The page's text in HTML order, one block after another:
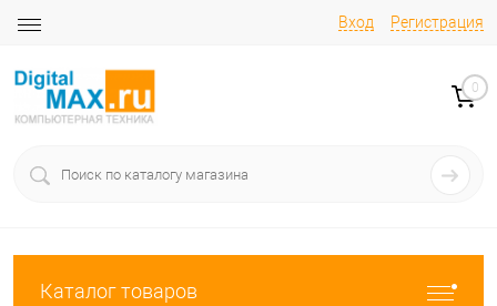
Вход Регистрация
0
Каталог товаров